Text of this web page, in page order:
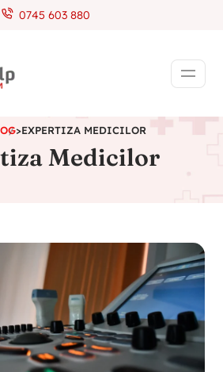
0745 603 880
>EXPERTIZA MEDICILOR
Medicilor